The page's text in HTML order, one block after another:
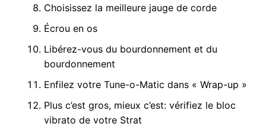
Choisissez la meilleure jauge de corde
Écrou en os
Libérez-vous du bourdonnement et du
bourdonnement
Enfilez votre Tune-o-Matic dans « Wrap-up »
Plus c’est gros, mieux c’est: vérifiez le bloc
vibrato de votre Strat